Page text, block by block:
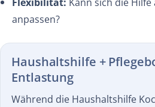
anpassen?
Haushaltshilfe +
Entlastung
Während die Haushaltshilfe